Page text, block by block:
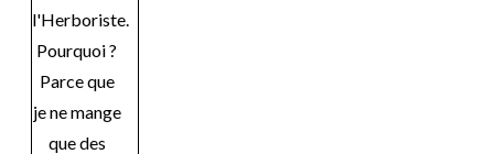
l'Herboriste.
Pourquoi ?
Parce que
je ne mange
que des